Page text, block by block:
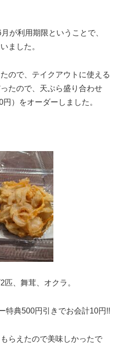
が利用期限ということで、
ました。
ので、テイクアウトに使える
たので、天ぷら盛り合わせ
）をオーダーしました。
、舞茸、オクラ。
特典500円引きでお会計10円!!
らえたので美味しかったで